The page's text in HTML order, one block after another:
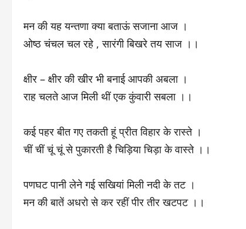
मन की यह यन्तणा क्या बताऊं सजाना आज ।
ओष्ठ चंचल चल रहे , सारंगी बिखरे तय साज ।।
क्षीर – क्षीर की खीर भी बनाई आपकी अबला ।
राह चलते आज मिली थीं एक कुंवारी सबला ।।
कई पहर बीत गए तकती हूं प्रीत विहार के रास्ते ।
चीं चीं चूं चूं से पुकारती है चिड़िया चिड़ा के वास्ते ।।
पणघट पानी लेने गई सखियां मिली नदी के तट ।
मन की बातें अधरो से कर रहीं पीर तीर खटपट ।।